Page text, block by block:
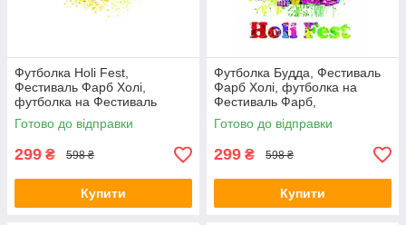
Футболка Holi Fest,
Фестиваль Фарб Холі,
футболка на Фестиваль
Фарб, Рекомендується на
Holi Fest!
Готово до відправки
299 ₴ 598 ₴
Купити
Футболка Будда, Фестиваль
Фарб Холі, футболка на
Фестиваль Фарб,
Рекомендується на Holi Fest!
Готово до відправки
299 ₴ 598 ₴
Купити